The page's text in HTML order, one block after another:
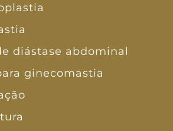
diástase abdominal
ginecomastia